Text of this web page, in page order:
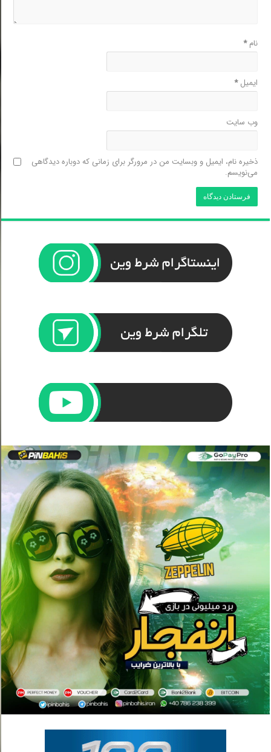
نام*
ایمیل*
وب‌ سایت
ذخیره نام، ایمیل و وبسایت من در مرورگر برای زمانی که دوباره دیدگاهی
می‌نویسم.